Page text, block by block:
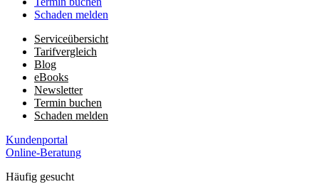
Schaden melden
Serviceübersicht
Tarifvergleich
Blog
eBooks
Newsletter
Termin buchen
Schaden melden
Kundenportal
Online-Beratung
Häufig gesucht